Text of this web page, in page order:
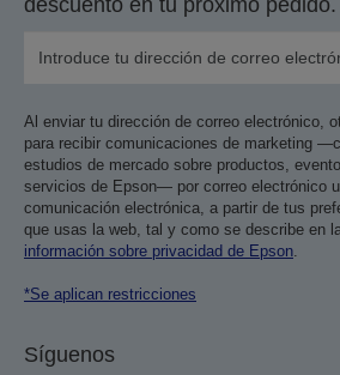
descuento en tu próximo pedido.
Al enviar tu dirección de correo electrónico,
para recibir comunicaciones de marketing
estudios de mercado sobre productos,
servicios de Epson— por correo electrónico
comunicación electrónica, a partir de tus
que usas la web, tal y como se describe en
información sobre privacidad de Epson.
*Se aplican restricciones
Síguenos